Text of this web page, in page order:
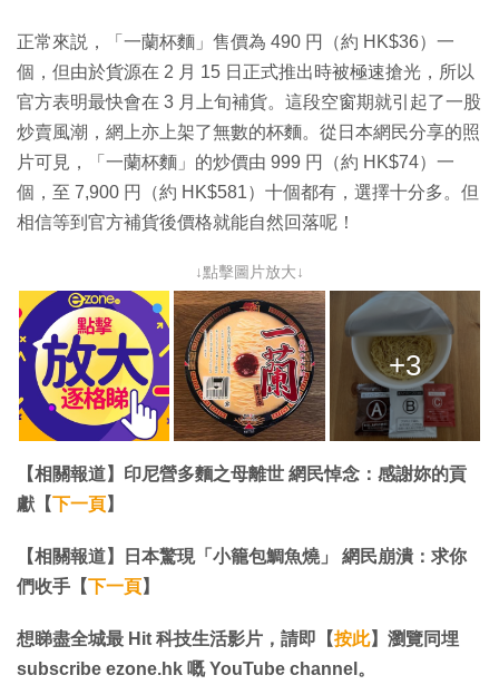
正常來説，「一蘭杯麵」售價為 490 円（約 HK$36）一
個，但由於貨源在 2 月 15 日正式推出時被極速搶光，所以
官方表明最快會在 3 月上旬補貨。這段空窗期就引起了一股
炒賣風潮，網上亦上架了無數的杯麵。從日本網民分享的照
片可見，「一蘭杯麵」的炒價由 999 円（約 HK$74）一
個，至 7,900 円（約 HK$581）十個都有，選擇十分多。但
相信等到官方補貨後價格就能自然回落呢！
↓點擊圖片放大↓
+3
【相關報道】印尼營多麵之母離世 網民悼念：感謝妳的貢
獻【下一頁】
【相關報道】日本驚現「小籠包鯛魚燒」 網民崩潰：求你
們收手【下一頁】
想睇盡全城最 Hit 科技生活影片，請即【按此】瀏覽同埋
subscribe ezone.hk 嘅 YouTube channel。